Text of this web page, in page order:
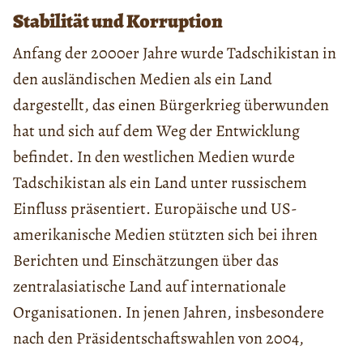
Stabilität und Korruption
Anfang der 2000er Jahre wurde Tadschikistan in
den ausländischen Medien als ein Land
dargestellt, das einen Bürgerkrieg überwunden
hat und sich auf dem Weg der Entwicklung
befindet. In den westlichen Medien wurde
Tadschikistan als ein Land unter russischem
Einfluss präsentiert. Europäische und US-
amerikanische Medien stützten sich bei ihren
Berichten und Einschätzungen über das
zentralasiatische Land auf internationale
Organisationen. In jenen Jahren, insbesondere
nach den Präsidentschaftswahlen von 2004,